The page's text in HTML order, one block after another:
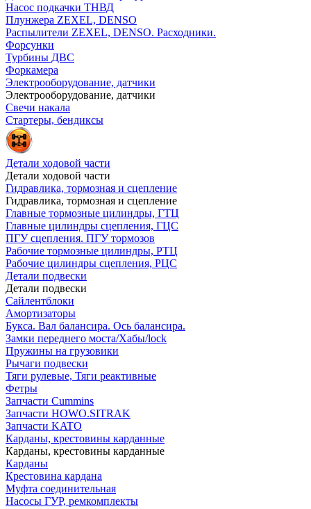
Насос подкачки ТНВД
Плунжера ZEXEL, DENSO
Распылители ZEXEL, DENSO. Расходники.
Форсунки
Турбины ДВС
Форкамера
Электрооборудование, датчики
Электрооборудование, датчики
Свечи накала
Стартеры, бендиксы
Детали ходовой части
Детали ходовой части
Гидравлика, тормозная и сцепление
Гидравлика, тормозная и сцепление
Главные тормозные цилиндры, ГТЦ
Главные цилиндры сцепления, ГЦС
ПГУ сцепления. ПГУ тормозов
Рабочие тормозные цилиндры, РТЦ
Рабочие цилиндры сцепления, РЦС
Детали подвески
Детали подвески
Cайлентблоки
Амортизаторы
Букса. Вал балансира. Ось балансира.
Замки переднего моста/Хабы/lock
Пружины на грузовики
Рычаги подвески
Тяги рулевые, Тяги реактивные
Фетры
Запчасти Cummins
Запчасти HOWO.SITRAK
Запчасти KATO
Карданы, крестовины карданные
Карданы, крестовины карданные
Карданы
Крестовина кардана
Муфта соединительная
Насосы ГУР, ремкомплекты